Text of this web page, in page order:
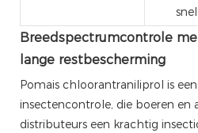
Breedspectrumcontrole
lange restbescherming
Pomais chloorantraniliprol is
insectencontrole, die boeren en
distributeurs een krachtig